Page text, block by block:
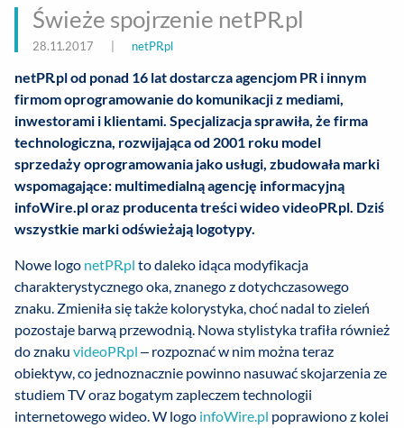
Świeże spojrzenie netPR.pl
28.11.2017 netPR.pl
netPR.pl od ponad 16 lat dostarcza agencjom PR i innym
firmomoprogramowanie do komunikacji z mediami,
inwestorami i klientami. Specjalizacja sprawiła, że firma
technologiczna, rozwijająca od 2001 roku model
sprzedaży oprogramowania jako usługi, zbudowała marki
wspomagające: multimedialną agencję informacyjną
infoWire.pl oraz producenta treści wideo videoPR.pl. Dziś
wszystkie marki odświeżają logotypy.
Nowe logo netPR.pl to daleko idąca modyfikacja
charakterystycznego oka, znanego z dotychczasowego
znaku. Zmieniła się także kolorystyka, choć nadal to zieleń
pozostaje barwą przewodnią. Nowa stylistyka trafiła również
do znaku videoPR.pl – rozpoznać w nim można teraz
obiektyw, co jednoznacznie powinno nasuwać skojarzenia ze
studiem TV oraz bogatym zapleczem technologii
internetowego wideo. W logo infoWire.pl poprawiono z kolei